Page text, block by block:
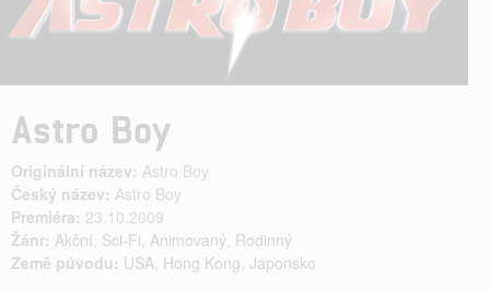
Astro Boy
Originální název: Astro Boy
Český název: Astro Boy
Premiéra: 23.10.2009
Žánr: Akční, Sci-Fi, Animovaný, Rodinný
Země původu: USA, Hong Kong, Japonsko